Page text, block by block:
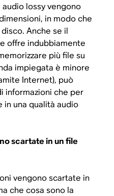
lossy vengono
in modo che
Anche se il
offre indubbiamente
più file su
impiegata è minore
Internet), può
informazioni che per
in una qualità audio
scartate in un file
vengono scartate in
che cosa sono la